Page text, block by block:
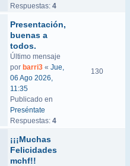
Respuestas: 4
Presentación,
buenas a
todos.
Último mensaje
por barri3 « Jue,
06 Ago 2026,
11:35
Publicado en
Preséntate
Respuestas: 4
130
¡¡¡Muchas
Felicidades
mchf!!